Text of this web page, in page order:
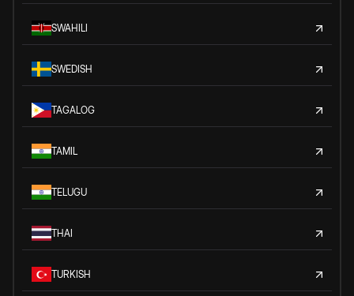
SWAHILI
SWEDISH
TAGALOG
TAMIL
TELUGU
THAI
TURKISH